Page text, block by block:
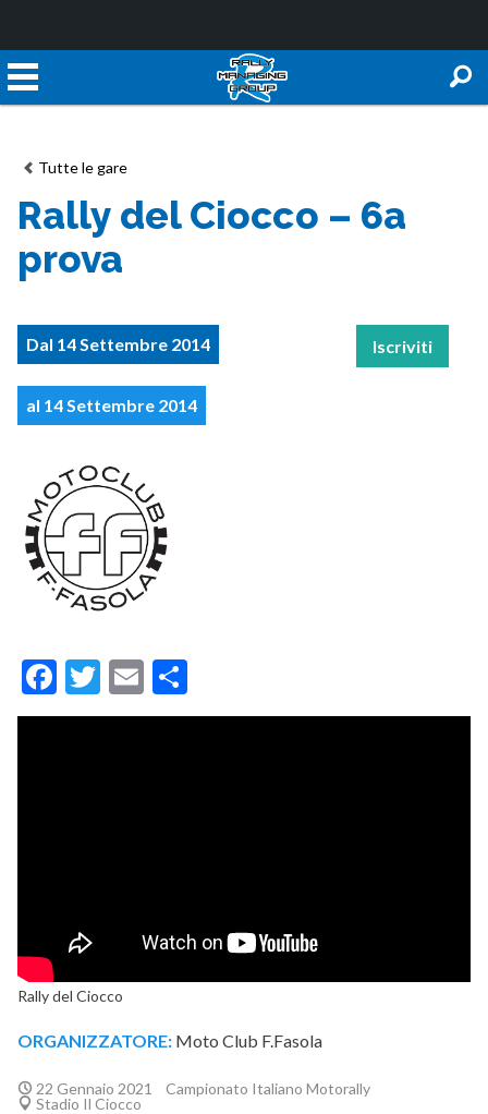
Tutte le gare
Rally del Ciocco – 6a
prova
Iscriviti
Dal 14 Settembre 2014
al 14 Settembre 2014
Facebook
Twitter
Email
Rally del Ciocco
ORGANIZZATORE: Moto Club F.Fasola
22 Gennaio 2021
Campionato Italiano Motorally
Stadio Il Ciocco